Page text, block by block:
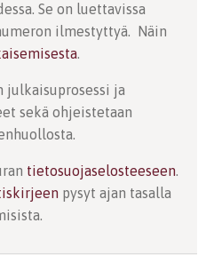
Se on luettavissa
ilmestyttyä. Näin
.
julkaisuprosessi ja
sekä ohjeistetaan
tietosuojaselosteeseen.
pysyt ajan tasalla